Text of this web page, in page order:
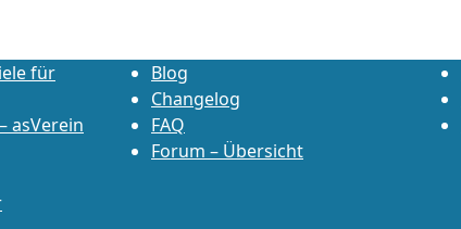
für
asVerein
Blog
Changelog
FAQ
Forum – Übersicht